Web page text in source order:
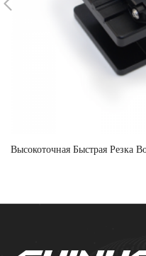
Высокоточная Быстрая Резка